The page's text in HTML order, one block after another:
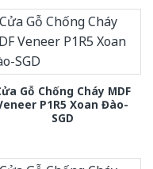
Gỗ Chống Cháy MDF
P1R5 Xoan Đào-
SGD